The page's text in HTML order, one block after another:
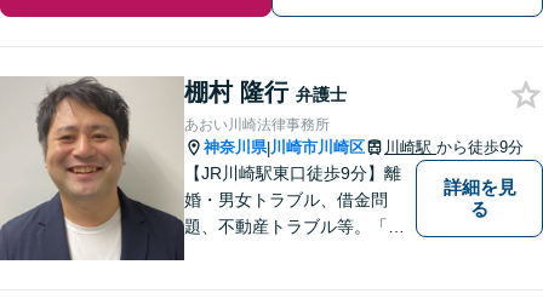
棚村 隆行 弁護士
あおい川崎法律事務所
神奈川県|川崎市川崎区 川崎駅 から徒歩9分
【JR川崎駅東口徒歩9分】離
婚・男女トラブル、借金問
題、不動産トラブル等。「弁
詳細を見
る